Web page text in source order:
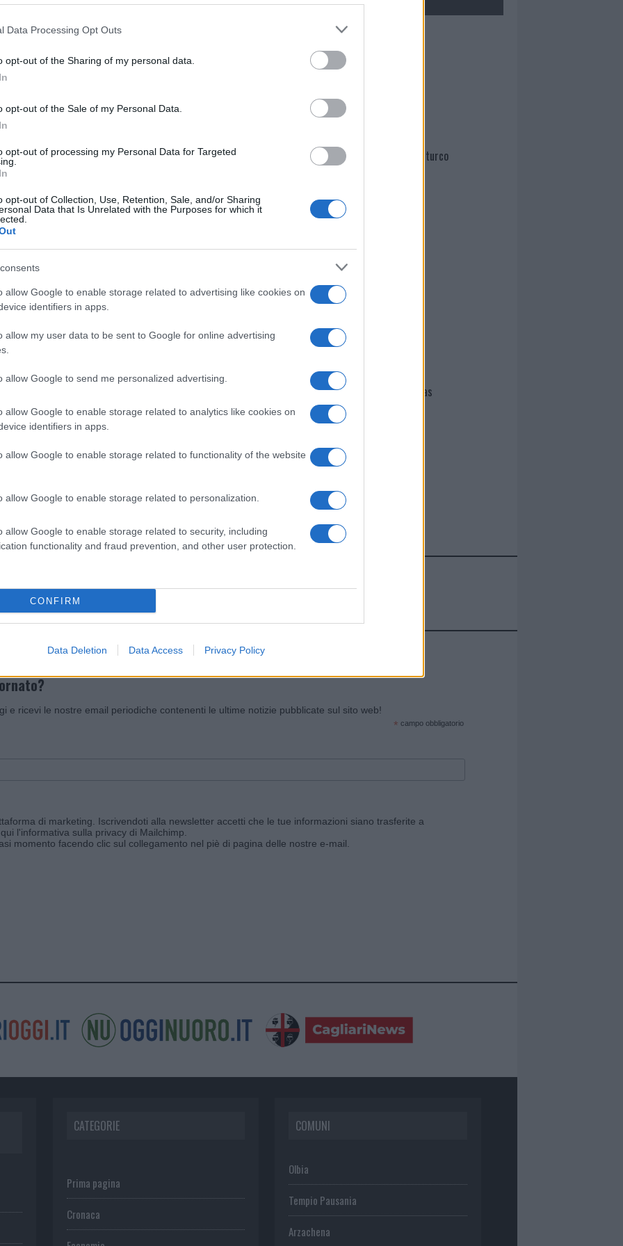
Data Processing Opt Outs
opt-out of the Sharing of my personal data.
opt-out of the Sale of my Personal Data.
opt-out of processing my Personal Data for Targeted
opt-out of Collection, Use, Retention, Sale, and/or Sharing
Data that Is Unrelated with the Purposes for which it
allow Google to enable storage related to advertising like cookies on
identifiers in apps.
allow my user data to be sent to Google for online advertising
allow Google to send me personalized advertising.
allow Google to enable storage related to analytics like cookies on
identifiers in apps.
allow Google to enable storage related to functionality of the website
allow Google to enable storage related to personalization.
allow Google to enable storage related to security, including
functionality and fraud prevention, and other user protection.
CONFIRM
Data Deletion Data Access Privacy Policy
a questo scopo, prevede dei progetti di
parità di genere, destinati ai bambini delle
e secondarie”.
dal presidente Solinas con la firma della
nella volontà di guardare a un futuro
uomini, chiede all’assessore alla Sanità
dei decreti attuativi “per il bene di
dei loro figli”.
nella sezioneLogin
Violenza Donne
Violenza Donne Gallura
Prossimo articolo
Mario Malu
Paolo Pinna
Martina Agostina Diturco
I nostri cari
I nostri cari
I nostri cari
Giovannimaria Cabras
Invia un Comunicato Stampa|Pubblicità|Segnala
e ricevi le nostre email periodiche contenenti le ultime notizie pubblicate sul sito web!
* campo obbligatorio
di marketing. Iscrivendoti alla newsletter accetti che le tue informazioni siano trasferite a
l'informativa sulla privacy di Mailchimp
momento facendo clic sul collegamento nel piè di pagina delle nostre e-mail.
CATEGORIE
Prima pagina
Cronaca
COMUNI
Olbia
Tempio Pausania
Arzachena